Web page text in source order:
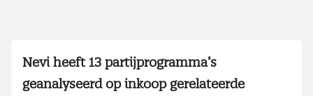
Nevi heeft 13 partijprogramma’s
geanalyseerd op inkoop gerelateerde